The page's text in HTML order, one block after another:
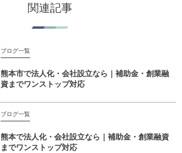
関連記事
ブログ一覧
熊本市で法人化・会社設立なら｜補助金・創業融
資までワンストップ対応
ブログ一覧
熊本で法人化・会社設立なら｜補助金・創業融資
までワンストップ対応